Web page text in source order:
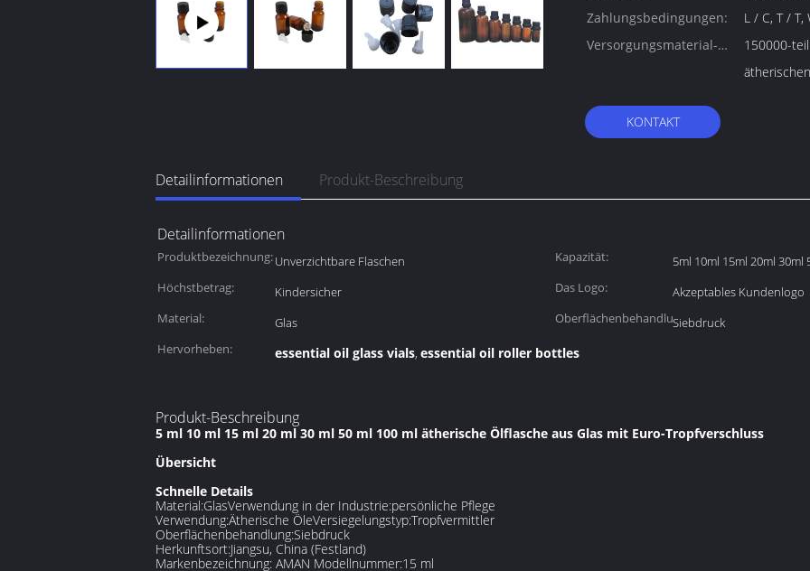
Zahlungsbedingungen:
L / C, T /
Versorgungsmaterial-
150000-
KONTAKT
Detailinformationen Produkt-Beschreibung
Detailinformationen
Produktbezeichnung:Unverzichtbare Flaschen Kapazität:
5ml 10ml 15ml 20ml 30ml
Höchstbetrag:
Kindersicher Das Logo:
Akzeptables Kundenlogo
Material:
Glas Oberflächenbehandlung:Siebdruck
Hervorheben:
essential oil glass vials, essential oil roller bottles
Produkt-Beschreibung
5 ml 10 ml 15 ml 20 ml 30 ml 50 ml 100 ml ätherische Ölflasche aus Glas mit Euro-Tropfverschluss
Übersicht
Schnelle Details
Material:GlasVerwendung in der Industrie:persönliche Pflege
Verwendung:Ätherische ÖleVersiegelungstyp:Tropfvermittler
Oberflächenbehandlung:Siebdruck
Herkunftsort:Jiangsu, China (Festland)
Markenbezeichnung: AMAN Modellnummer:15 ml